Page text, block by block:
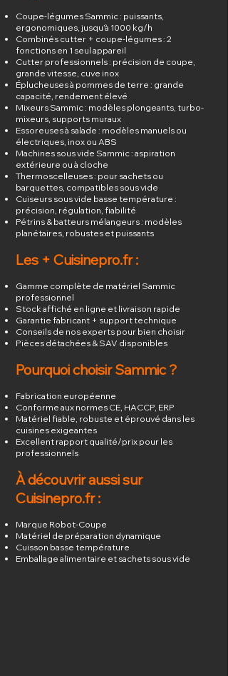
Coupe-légumes Sammic : puissants,
ergonomiques, jusqu’à 1000 kg/h
Combinés cutter + coupe-légumes : 2
fonctions en 1 seul appareil
Cutter professionnels : précision de coupe,
grande vitesse, cuve inox
Éplucheuses à pommes de terre : grande
capacité, rendement élevé
Mixeurs Sammic : modèles plongeants, turbo-
mixeurs, supports muraux
Essoreuses à salade : modèles manuels ou
électriques, inox ou ABS
Machines sous vide Sammic : aspiration
extérieure ou à cloche
Thermoscelleuses : pour sachets ou
barquettes, compatibles sous vide
Cuiseurs sous vide basse température :
précision, régulation, fiabilité
Pétrins & batteurs mélangeurs : modèles
planétaires, robustes et puissants
Les + Cuisinepro.fr :
Gamme complète de matériel Sammic
professionnel
Stock affiché en ligne et livraison rapide
Garantie fabricant + support technique
Conseils de nos experts pour bien choisir
Pièces détachées & SAV disponibles
Pourquoi choisir Sammic ?
Fabrication européenne
Conforme aux normes CE, HACCP, ERP
Matériel fiable, robuste et éprouvé dans les
cuisines exigeantes
Excellent rapport qualité/prix pour les
professionnels
À découvrir aussi sur
Cuisinepro.fr :
Marque Robot-Coupe
Matériel de préparation dynamique
Cuisson basse température
Emballage alimentaire et sachets sous vide